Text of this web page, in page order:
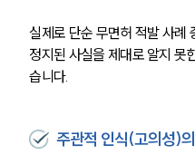
실제로 단순 무면허 적발 사례
정지된 사실을 제대로 알지 못
습니다.
주관적 인식(고의성)